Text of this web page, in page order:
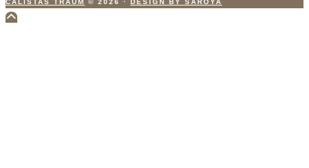
CALISTAS TRAUM © 2026 · DESIGN BY SAROYA
Scroll